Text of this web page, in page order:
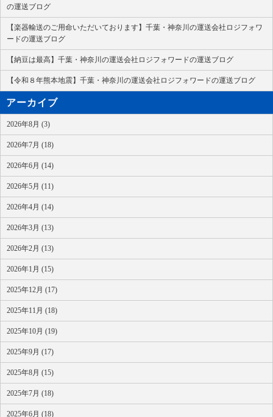
の運送ブログ
【楽器輸送のご用命いただいております】千葉・神奈川の運送会社ロジフォワ
ードの運送ブログ
【納豆は最高】千葉・神奈川の運送会社ロジフォワードの運送ブログ
【令和８年熊本地震】千葉・神奈川の運送会社ロジフォワードの運送ブログ
アーカイブ
2026年8月 (3)
2026年7月 (18)
2026年6月 (14)
2026年5月 (11)
2026年4月 (14)
2026年3月 (13)
2026年2月 (13)
2026年1月 (15)
2025年12月 (17)
2025年11月 (18)
2025年10月 (19)
2025年9月 (17)
2025年8月 (15)
2025年7月 (18)
2025年6月 (18)